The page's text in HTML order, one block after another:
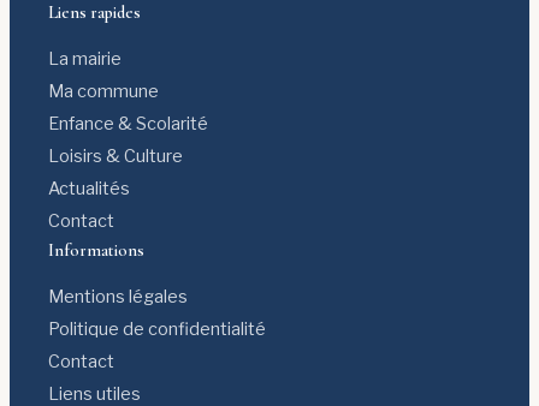
Liens rapides
La mairie
Ma commune
Enfance & Scolarité
Loisirs & Culture
Actualités
Contact
Informations
Mentions légales
Politique de confidentialité
Contact
Liens utiles